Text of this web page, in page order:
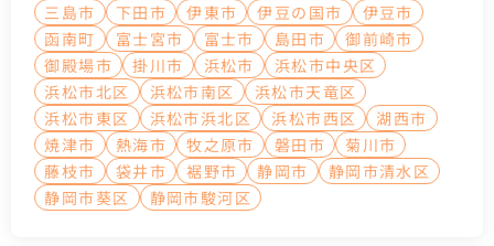
三島市 下田市 伊東市 伊豆の国市
伊豆市
函南町
富士宮市 富士市 島田市
御前崎市
御殿場市
掛川市 浜松市
浜松市中央区
浜松市北区
浜松市南区
浜松市天竜区
浜松市東区
浜松市浜北区 浜松市西区
湖西市
焼津市
熱海市 牧之原市 磐田市
菊川市
藤枝市
袋井市 裾野市 静岡市
静岡市清水区
静岡市葵区
静岡市駿河区